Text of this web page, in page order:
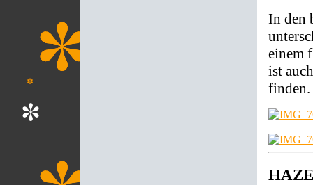
In den
einem
ist
finden.